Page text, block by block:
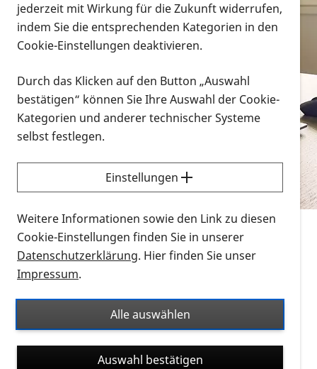
Infomaterial
Infomaterial
Vorlesen
Alle Infomaterialien in verschiedenen
Formaten an einem Ort
Sie möchten wissen, wie Sie nach Infonmaterial
suchen und dieses bestellen bzw. herunterladen
können? Schauen Sie sich dieErklärvideos zum
Thema Infomaterial auf der PRO RETINA-Website
für blinde und sehbehinderte Menschen an.
Auf dieser Seite finden Sie sämtliches Infomaterial
Ort. Nutzen Sie den Formatfilter, um ausschließlich
nach Flyern und Broschüren, Audios oder Videos zu
suchen. Die meisten Flyer und Broschüren werden in
verschiedenen Formaten angeboten: zur
jederzeit mit Wirkung für die Zukunft widerrufen,
indem Sie die entsprechenden Kategorien in den
Cookie-Einstellungen deaktivieren.
Durch das Klicken auf den Button „Auswahl
bestätigen“ können Sie Ihre Auswahl der Cookie-
Kategorien und anderer technischer Systeme
selbst festlegen.
Einstellungen
Weitere Informationen sowie den Link zu diesen
Cookie-Einstellungen finden Sie in unserer
Datenschutzerklärung. Hier finden Sie unser
Impressum.
Alle auswählen
Auswahl bestätigen